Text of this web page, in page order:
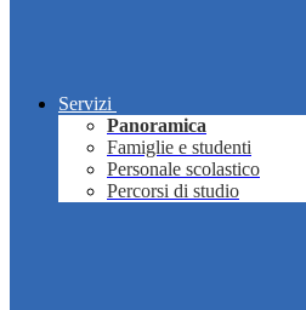
Servizi
Panoramica
Famiglie e studenti
Personale scolastico
Percorsi di studio